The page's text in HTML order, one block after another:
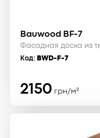
Bauwood BF-7
Фасадная доска из
Код: BWD-F-7
2150 грн/м²